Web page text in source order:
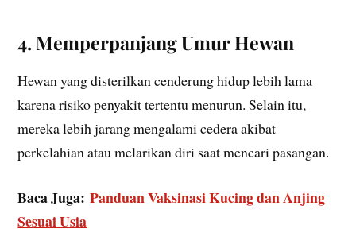
4. Memperpanjang Umur Hewan
Hewan yang disterilkan cenderung hidup lebih lama
karena risiko penyakit tertentu menurun. Selain itu,
mereka lebih jarang mengalami cedera akibat
perkelahian atau melarikan diri saat mencari pasangan.
Baca Juga:Panduan Vaksinasi Kucing dan Anjing
Sesuai Usia